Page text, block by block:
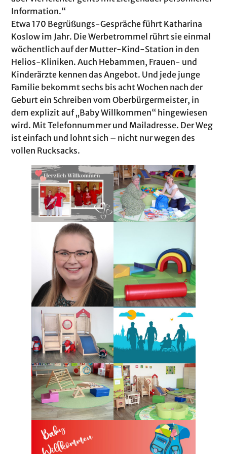
Information.“
Etwa 170 Begrüßungs-Gespräche führt Katharina
Koslow im Jahr. Die Werbetrommel rührt sie einmal
wöchentlich auf der Mutter-Kind-Station in den
Helios-Kliniken. Auch Hebammen, Frauen- und
Kinderärzte kennen das Angebot. Und jede junge
Familie bekommt sechs bis acht Wochen nach der
Geburt ein Schreiben vom Oberbürgermeister, in
dem explizit auf „Baby Willkommen“ hingewiesen
wird. Mit Telefonnummer und Mailadresse. Der Weg
ist einfach und lohnt sich – nicht nur wegen des
vollen Rucksacks.